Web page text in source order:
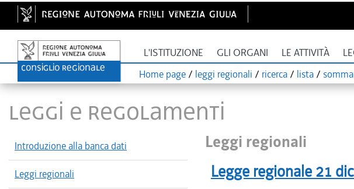
L'ISTITUZIONE GLI ORGANI LE ATTIVITÀ
Home page / leggi regionali / ricerca / lista /
LEGGI E REGOLAMENTI
Introduzione alla banca dati
Leggi regionali
Leggi regionali
Legge regionale 21